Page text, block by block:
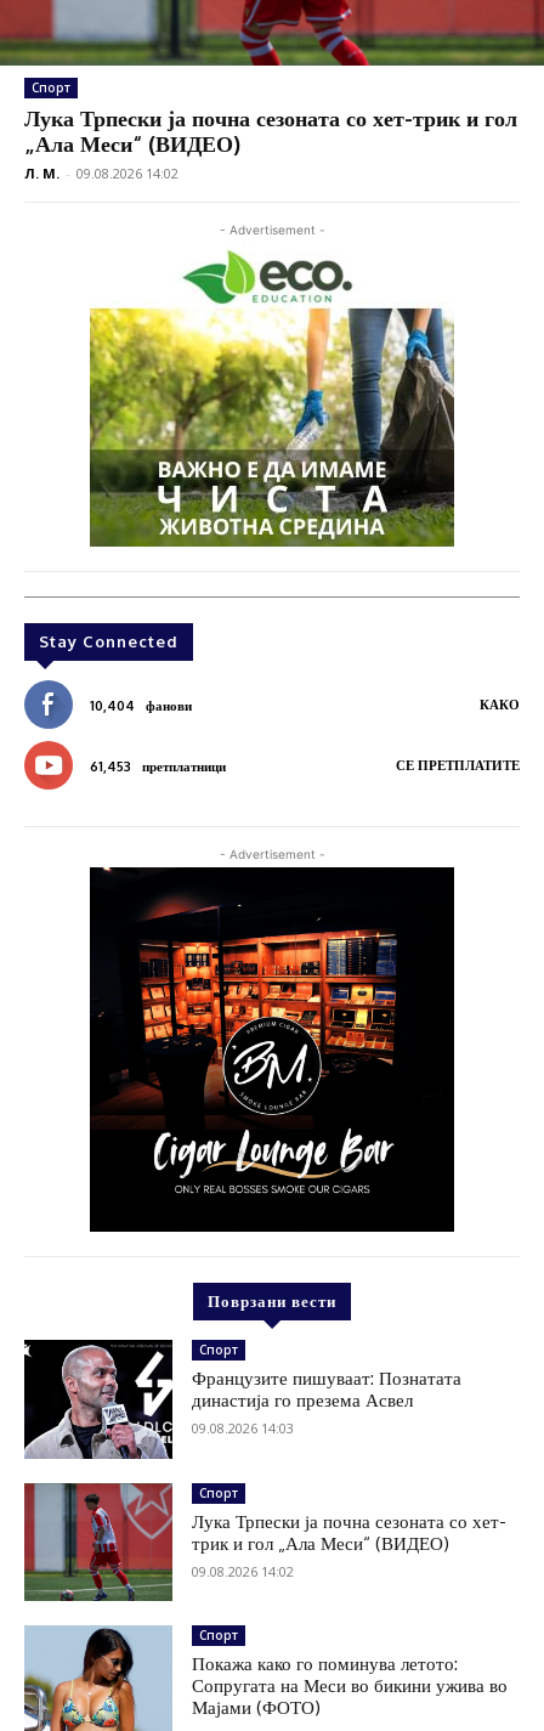
Спорт
Лука Трпески ја почна сезоната со хет-трик и гол
„Ала Меси“ (ВИДЕО)
Л. М. - 09.08.2026 14:02
- Advertisement -
Stay Connected
10,404 фанови КАКО
61,453 претплатници СЕ ПРЕТПЛАТИТЕ
- Advertisement -
Поврзани вести
Спорт
Французите пишуваат: Познатата
династија го презема Асвел
09.08.2026 14:03
Спорт
Лука Трпески ја почна сезоната со хет-
трик и гол „Ала Меси“ (ВИДЕО)
09.08.2026 14:02
Спорт
Покажа како го поминува летото:
Сопругата на Меси во бикини ужива во
Мајами (ФОТО)